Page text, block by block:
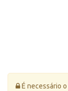
Erro:
É necessário o